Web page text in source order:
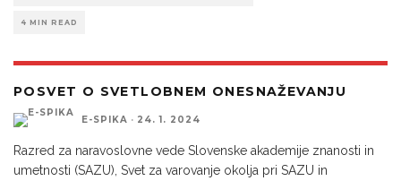
4 MIN READ
POSVET O SVETLOBNEM ONESNAŽEVANJU
E-SPIKA · 24. 1. 2024
Razred za naravoslovne vede Slovenske akademije znanosti in
umetnosti (SAZU), Svet za varovanje okolja pri SAZU in